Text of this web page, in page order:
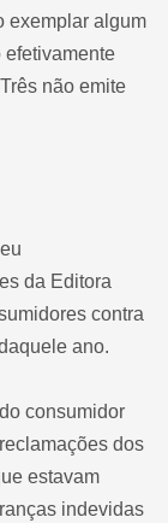
exemplar algum
efetivamente
não emite
da Editora
contra
ano.
consumidor
dos
estavam
indevidas